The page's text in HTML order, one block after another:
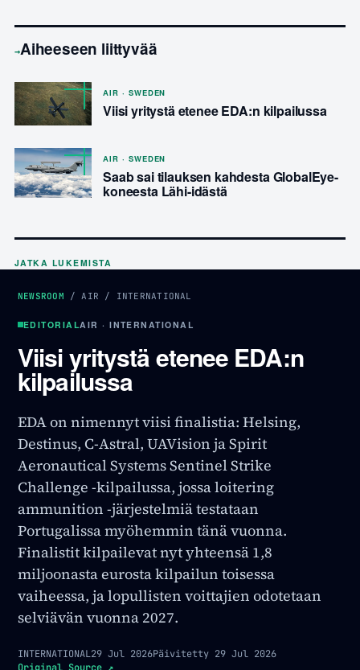
→Aiheeseen liittyvää
AIR · SWEDEN
Viisi yritystä etenee EDA:n kilpailussa
AIR · SWEDEN
Saab sai tilauksen kahdesta GlobalEye-
koneesta Lähi-idästä
JATKA LUKEMISTA
NEWSROOM / AIR / INTERNATIONAL
EDITORIALAIR · INTERNATIONAL
Viisi yritystä etenee EDA:n
kilpailussa
EDA on nimennyt viisi finalistia: Helsing,
Destinus, C-Astral, UAVision ja Spirit
Aeronautical Systems Sentinel Strike
Challenge -kilpailussa, jossa loitering
ammunition -järjestelmiä testataan
Portugalissa myöhemmin tänä vuonna.
Finalistit kilpailevat nyt yhteensä 1,8
miljoonasta eurosta kilpailun toisessa
vaiheessa, ja lopullisten voittajien odotetaan
selviävän vuonna 2027.
INTERNATIONAL29 Jul 2026Päivitetty 29 Jul 2026
Original Source ↗